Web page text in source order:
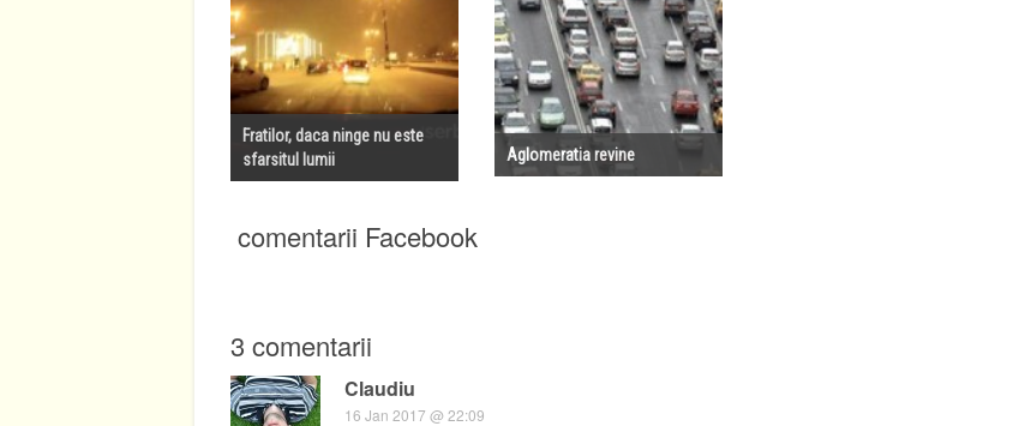
Fratilor, daca ninge nu este
sfarsitul lumii
Aglomeratia revine
comentarii Facebook
3 comentarii
Claudiu
16 Jan 2017 @ 22:09